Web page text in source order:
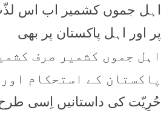
اہل جموں کشمیر اب اس
پر اور اہل پاکستان پر بھی
اہل جموں کشمیر صرف
پاکستان کے استحکام
حُرِیّت کی داستانیں اِسی